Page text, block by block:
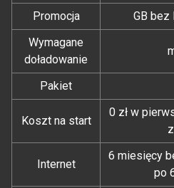
Promocja
GB bez
Wymagane
doładowanie
Pakiet
Koszt na start
0 zł w
Internet
6 miesięcy
po